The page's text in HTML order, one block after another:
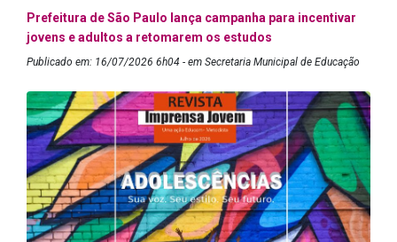
Prefeitura de São Paulo lança campanha para incentivar
jovens e adultos a retomarem os estudos
Publicado em: 16/07/2026 6h04 - em Secretaria Municipal de Educação